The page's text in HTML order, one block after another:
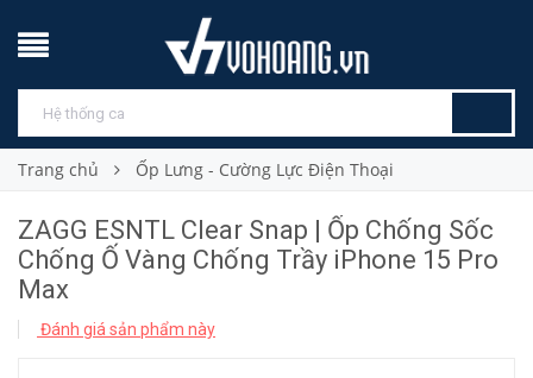
Trang chủ Ốp Lưng - Cường Lực Điện Thoại
ZAGG ESNTL Clear Snap | Ốp Chống Sốc
Chống Ố Vàng Chống Trầy iPhone 15 Pro
Max
Đánh giá sản phẩm này